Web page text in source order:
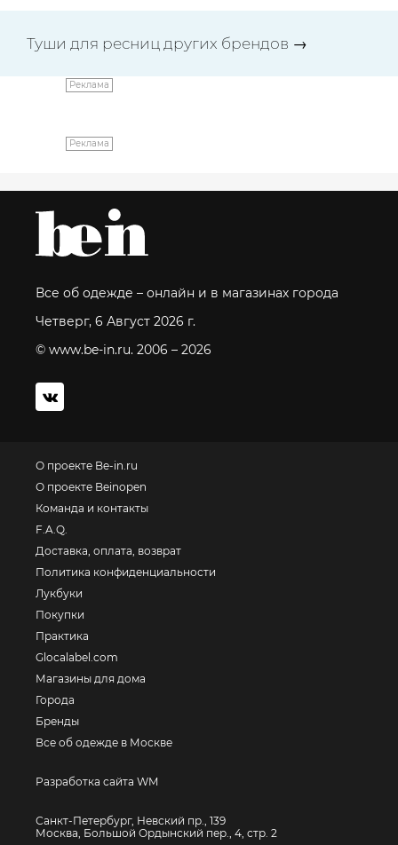
Туши для ресниц других брендов →
Реклама
Реклама
Все об одежде – онлайн и в магазинах города
Четверг, 6 Август 2026 г.
© www.be-in.ru. 2006 – 2026
О проекте Be-in.ru
О проекте Beinopen
Команда и контакты
F.A.Q.
Доставка, оплата, возврат
Политика конфиденциальности
Лукбуки
Покупки
Практика
Glocalabel.com
Магазины для дома
Города
Бренды
Все об одежде в Москве
Разработка сайта WM
Санкт-Петербург, Невский пр., 139
Москва, Большой Ордынский пер., 4, стр. 2